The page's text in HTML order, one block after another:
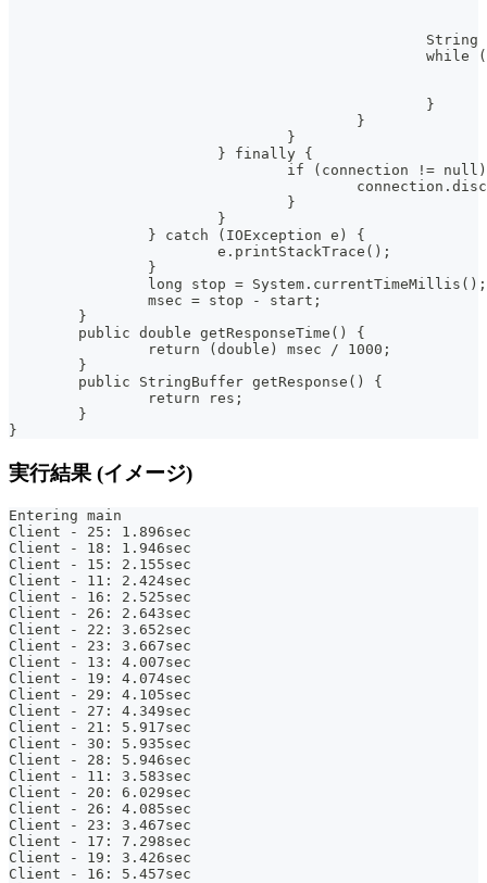
						}
					}
				}
			} finally {
if (connection !=
				}
			}
		} catch (IOException e) {
			e.printStackTrace();
		}
		long stop = System.currentTimeMillis();
		msec = stop - start;
	}
	public double getResponseTime() {
		return (double) msec / 1000;
	}
	public StringBuffer getResponse() {
		return res;
	}
}
実行結果 (イメージ)
Entering main
Client - 25: 1.896sec
Client - 18: 1.946sec
Client - 15: 2.155sec
Client - 11: 2.424sec
Client - 16: 2.525sec
Client - 26: 2.643sec
Client - 22: 3.652sec
Client - 23: 3.667sec
Client - 13: 4.007sec
Client - 19: 4.074sec
Client - 29: 4.105sec
Client - 27: 4.349sec
Client - 21: 5.917sec
Client - 30: 5.935sec
Client - 28: 5.946sec
Client - 11: 3.583sec
Client - 20: 6.029sec
Client - 26: 4.085sec
Client - 23: 3.467sec
Client - 17: 7.298sec
Client - 19: 3.426sec
Client - 16: 5.457sec